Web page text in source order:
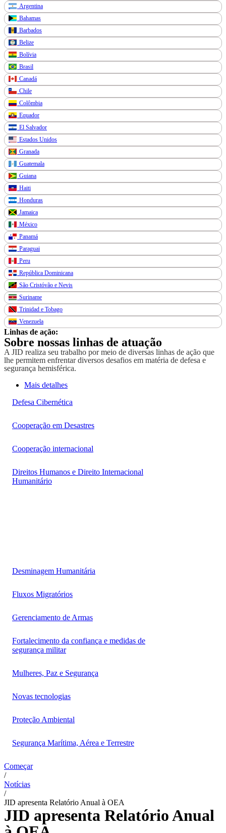
Argentina
Bahamas
Barbados
Belize
Bolívia
Brasil
Canadá
Chile
Colômbia
Equador
El Salvador
Estados Unidos
Granada
Guatemala
Guiana
Haiti
Honduras
Jamaica
México
Panamá
Paraguai
Peru
República Dominicana
São Cristóvão e Nevis
Suriname
Trinidad e Tobago
Venezuela
Linhas de ação:
Sobre nossas linhas de atuação
A JID realiza seu trabalho por meio de diversas linhas de ação que
lhe permitem enfrentar diversos desafios em matéria de defesa e
segurança hemisférica.
Mais detalhes
Defesa Cibernética
Cooperação em Desastres
Cooperação internacional
Direitos Humanos e Direito Internacional
Humanitário
Desminagem Humanitária
Fluxos Migratórios
Gerenciamento de Armas
Fortalecimento da confiança e medidas de
segurança militar
Mulheres, Paz e Segurança
Novas tecnologias
Proteção Ambiental
Segurança Marítima, Aérea e Terrestre
Começar
/
Notícias
/
JID apresenta Relatório Anual à OEA
JID apresenta Relatório Anual